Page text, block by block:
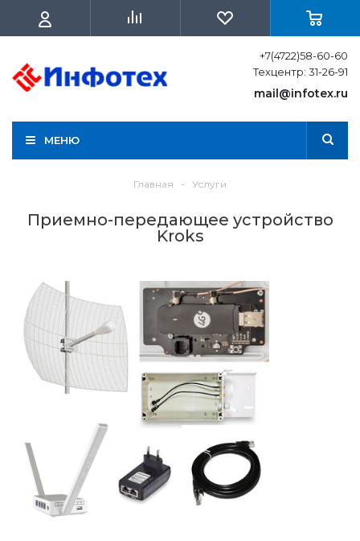
+7(4722)58-60-60
Техцентр: 31-26-91
mail@infotex.ru
МЕНЮ
Главная - Услуги
Приемно-передающее устройство
Kroks